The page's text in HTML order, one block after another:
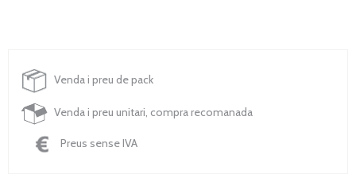
Venda i preu de pack
Venda i preu unitari, compra recomanada
Preus sense IVA